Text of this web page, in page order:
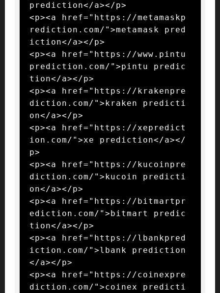
prediction</a></p>
<p><a href="https://metamaskp
rediction.com/">metamask pred
iction</a></p>
<p><a href="https://www.pintu
prediction.com/">pintu predic
tion</a></p>
<p><a href="https://krakenpre
diction.com/">kraken predicti
on</a></p>
<p><a href="https://xepredict
ion.com/">xe prediction</a></
p>
<p><a href="https://kucoinpre
diction.com/">kucoin predicti
on</a></p>
<p><a href="https://bitmartpr
ediction.com/">bitmart predic
tion</a></p>
<p><a href="https://lbankpred
iction.com/">lbank prediction
</a></p>
<p><a href="https://coinexpre
diction.com/">coinex predicti